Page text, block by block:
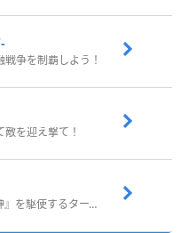
争を制覇しよう！
を迎え撃て！
武器の『アビリティ』と『戦神』を駆使するターン制コマンドバトルRPG！